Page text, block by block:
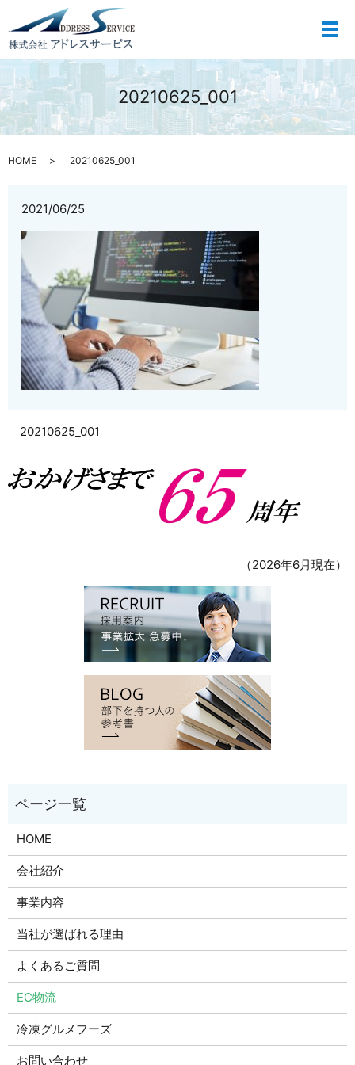
メ
20210625_001
HOME 20210625_001
2021/06/25
20210625_001
（2026年6月現在）
HOME
会社紹介
事業内容
当社が選ばれる理由
よくあるご質問
EC物流
冷凍グルメフーズ
お問い合わせ